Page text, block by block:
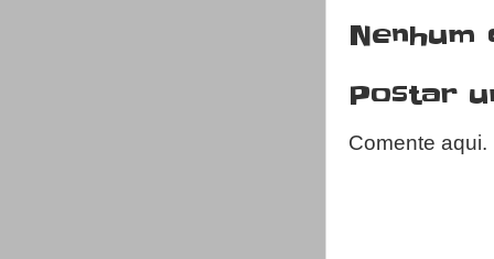
Nenhum
Postar
Comente aqui.